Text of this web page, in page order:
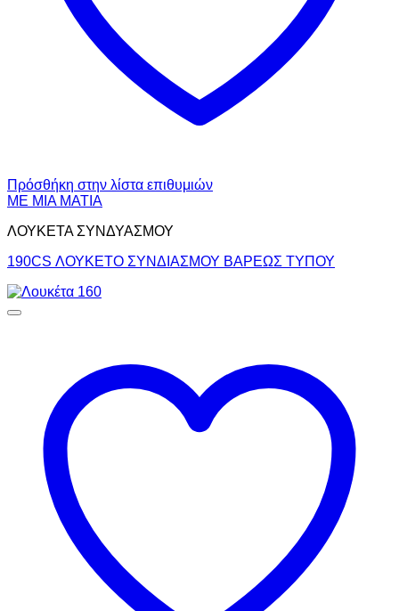
Πρόσθήκη στην λίστα επιθυμιών
ΜΕ ΜΙΑ ΜΑΤΙΑ
ΛΟΥΚΕΤΑ ΣΥΝΔΥΑΣΜΟΥ
190CS ΛΟΥΚΕΤΟ ΣΥΝΔΙΑΣΜΟΥ ΒΑΡΕΩΣ ΤΥΠΟΥ